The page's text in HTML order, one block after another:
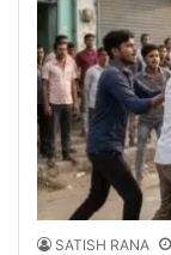
SATISH RANA